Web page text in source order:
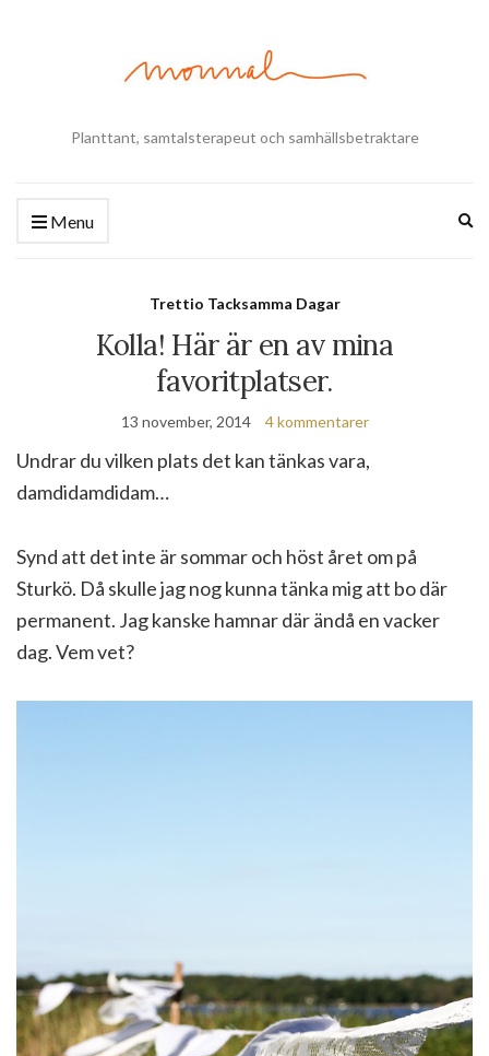
Planttant, samtalsterapeut och samhällsbetraktare
Menu
Trettio Tacksamma Dagar
Kolla! Här är en av mina
favoritplatser.
13 november, 2014 4 kommentarer
Undrar du vilken plats det kan tänkas vara,
damdidamdidam…
Synd att det inte är sommar och höst året om på
Sturkö. Då skulle jag nog kunna tänka mig att bo där
permanent. Jag kanske hamnar där ändå en vacker
dag. Vem vet?